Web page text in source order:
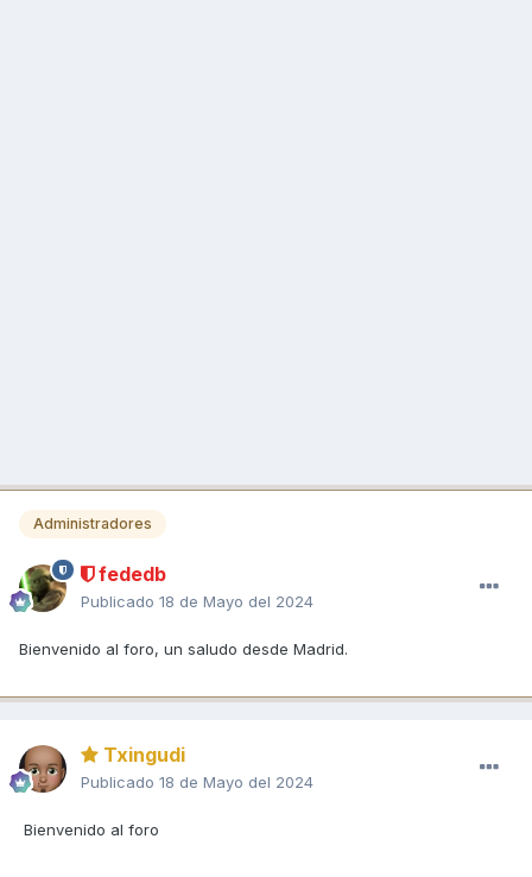
Administradores
fededb
Publicado 18 de Mayo del 2024
Bienvenido al foro, un saludo desde Madrid.
Txingudi
Publicado 18 de Mayo del 2024
Bienvenido al foro